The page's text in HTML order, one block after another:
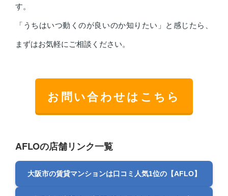
す。
「うちはいつ動くのが良いのか知りたい」と感じたら、
まずはお気軽にご相談ください。
お問い合わせはこちら
AFLOの店舗リンク一覧
大阪市の賃貸マンションは口コミ人気1位の【AFLO】